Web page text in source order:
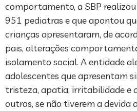
comportamento, a SBP
951 pediatras e que apontou
crianças apresentaram, de
pais, alterações
isolamento social. A entidade
adolescentes que apresentam
tristeza, apatia, irritabilidade e
outros, se não tiverem a devida